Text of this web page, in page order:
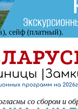
сейф (платный).
со сбором и